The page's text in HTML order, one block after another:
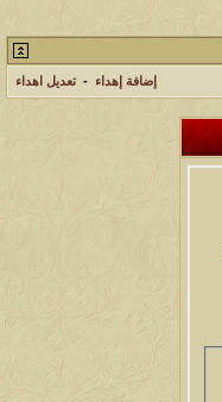
إضافة إهداء - تعديل اهداء